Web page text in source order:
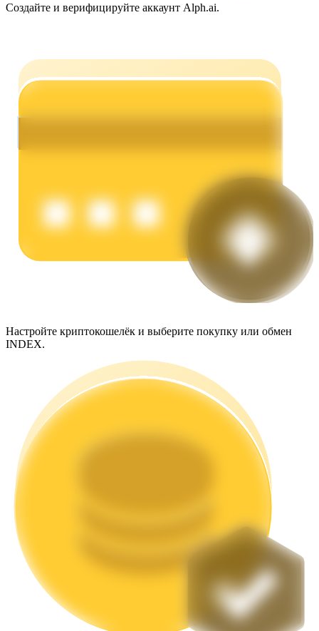
Заработок
Получайте конкурентные награды ежедневно
Стейкинг
Высокая прибыль и мгновенный доступ
Launchpool
Гибкая ставка для заработка популярных токенов
Создайте и верифицируйте аккаунт Alph.ai.
Настройте криптокошелёк и выберите покупку или обмен
INDEX.